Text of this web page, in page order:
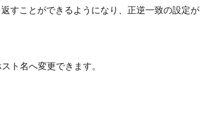
すことができるようになり、正逆一致の設定が
ト名へ変更できます。